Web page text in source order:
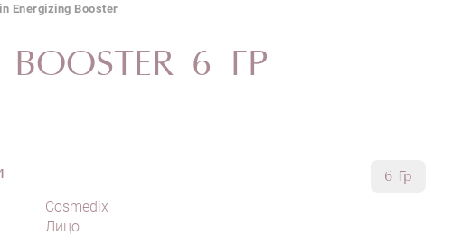
Energizing Booster
6 ГР
6 Гр
Cosmedix
Лицо